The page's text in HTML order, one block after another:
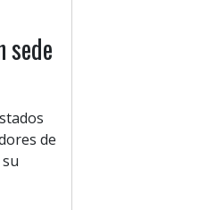
sede
de